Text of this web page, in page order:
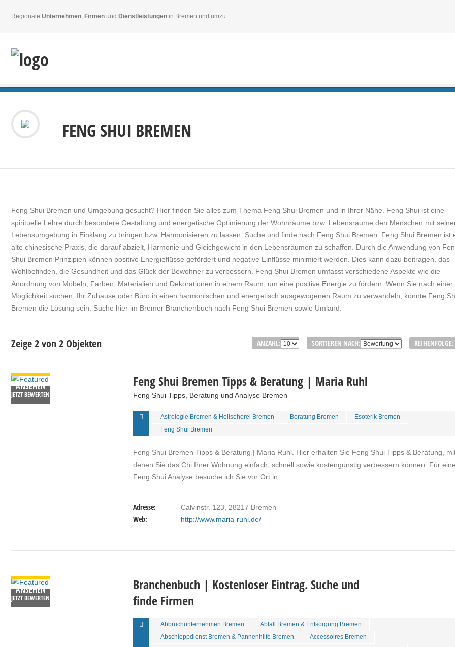
Regionale Unternehmen, Firmen und Dienstleistungen in Bremen und umzu.
FENG SHUI BREMEN
Feng Shui Bremen und Umgebung gesucht? Hier finden Sie alles zum Thema Feng Shui Bremen und in Ihrer Nähe. Feng Shui ist eine
spirituelle Lehre durch besondere Gestaltung und energetische Optimierung der Wohnräume bzw. Lebensräume den Menschen mit
Lebensumgebung in Einklang zu bringen bzw. Harmonisieren zu lassen. Suche und finde nach Feng Shui Bremen. Feng Shui Bremen ist
alte chinesische Praxis, die darauf abzielt, Harmonie und Gleichgewicht in den Lebensräumen zu schaffen. Durch die Anwendung von
Shui Bremen Prinzipien können positive Energieflüsse gefördert und negative Einflüsse minimiert werden. Dies kann dazu beitragen, das
Wohlbefinden, die Gesundheit und das Glück der Bewohner zu verbessern. Feng Shui Bremen umfasst verschiedene Aspekte wie die
Anordnung von Möbeln, Farben, Materialien und Dekorationen in einem Raum, um eine positive Energie zu fördern. Wenn Sie nach einer
Möglichkeit suchen, Ihr Zuhause oder Büro in einen harmonischen und energetisch ausgewogenen Raum zu verwandeln, könnte Feng
Bremen die Lösung sein. Suche hier im Bremer Branchenbuch nach Feng Shui Bremen sowie Umland.
Zeige 2 von 2 Objekten ANZAHL: SORTIEREN NACH: REIHENFOLGE:
ANSEHEN
JETZT BEWERTEN
Feng Shui Bremen Tipps & Beratung | Maria Ruhl
Feng Shui Tipps, Beratung und Analyse Bremen
Astrologie Bremen & Hellseherei Bremen Beratung Bremen
Esoterik Bremen
Feng Shui Bremen
Feng Shui Bremen Tipps & Beratung | Maria Ruhl. Hier erhalten Sie Feng Shui Tipps & Beratung,
denen Sie das Chi Ihrer Wohnung einfach, schnell sowie kostengünstig verbessern können. Für
Feng Shui Analyse besuche ich Sie vor Ort in…
Adresse: Calvinstr. 123, 28217 Bremen
Web: http://www.maria-ruhl.de/
ANSEHEN
JETZT BEWERTEN
Branchenbuch | Kostenloser Eintrag. Suche und
finde Firmen
Abbruchunternehmen Bremen
Abfall Bremen & Entsorgung Bremen
Abschleppdienst Bremen & Pannenhilfe Bremen
Accessoires Bremen